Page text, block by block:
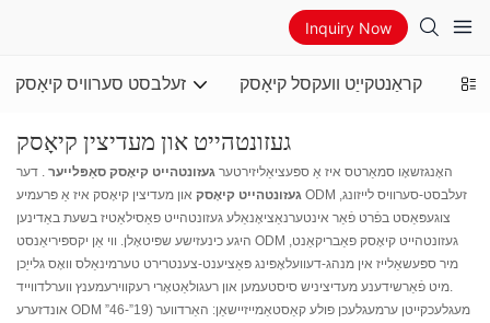
Inquiry Now
זעלבסט סערוויס קיאָסק קראַנטקייַט וועקסל קיאָסק
געזונטהייט און מעדיצין קיאָסק
האָנגזשאָו סמאַרטס איז אַ ספּעציאַליזירטער געזונטהייט קיאָסק סאַפּלייער . דער
געזונטהייט קיאָסק און מעדיצין קיאָסק איז אַ פּרעמיע ODM זעלבסט-סערוויס לייזונג,
צוגעפּאַסט בפֿרט פֿאַר אינטערנאַציאָנאַלע געזונטהייט פאַסילאַטיז בשעת באַדינען
היגע כינעזישע שפּיטאָלן. ווי אַן יקספּיריאַנסט ODM געזונטהייט קיאָסק פאַבריקאַנט,
מיר ספּעשאַלייז אין מנהג-דעוועלאָפּינג פּאַציענט-צענטרירט טערמינאַלס וואָס גלייַכן
מיט פֿאַרשידענע מעדיציניש סיסטעמען און רעגולאַטאָרי רעקווירעמענץ ווערלדווייד.
אונדזערע ODM מעגלעכקייטן ערמעגלעכן פולע קאַסטאַמייזיישאַן: האַרדווער (19”-46”